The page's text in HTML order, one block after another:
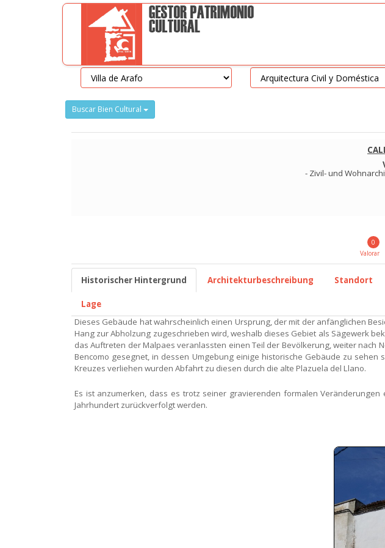
Buscar Bien Cultural
- Zivil- und
0
Valorar
Historischer Hintergrund Architekturbeschreibung Standort
Lage
Dieses Gebäude hat wahrscheinlich einen Ursprung, der mit der anfänglichen
Hang zur Abholzung zugeschrieben wird, weshalb dieses Gebiet als Sägewerk
das Auftreten der Malpaes veranlassten einen Teil der Bevölkerung, weiter nach
Bencomo gesegnet, in dessen Umgebung einige historische Gebäude zu
Kreuzes verliehen wurden Abfahrt zu diesen durch die alte Plazuela del Llano.
Es ist anzumerken, dass es trotz seiner gravierenden formalen
Jahrhundert zurückverfolgt werden.